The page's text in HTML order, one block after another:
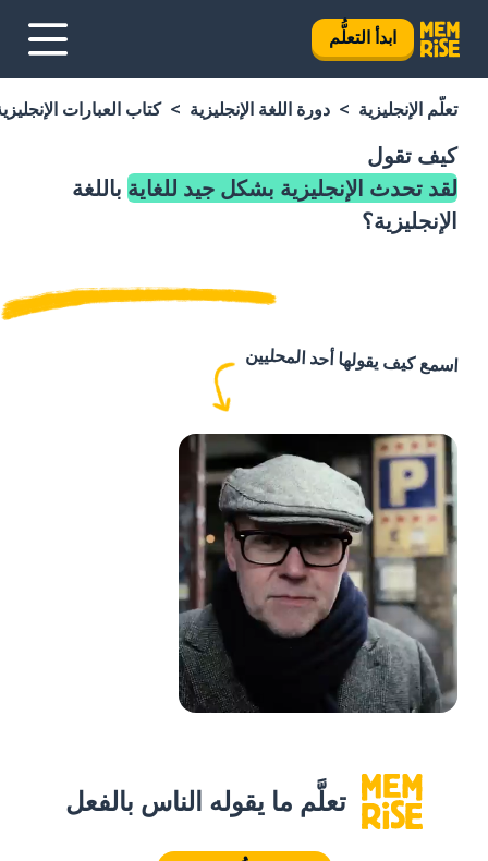
ابدأ التعلُّم
تعلَّم الإنجليزية دورة اللغة الإنجليزية كتاب العبارات
كيف تقول
لقد تحدث الإنجليزية بشكل جيد للغاية باللغة
الإنجليزية؟
اسمع كيف يقولها أحد المحليين
تعلَّم ما يقوله الناس بالفعل